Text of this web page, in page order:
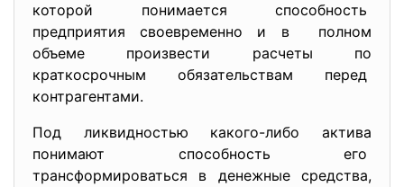
которой понимается способность
предприятия своевременно и в полном
объеме произвести расчеты по
краткосрочным обязательствам перед
контрагентами.
Под ликвидностью какого-либо актива
понимают способность его
трансформироваться в денежные средства,